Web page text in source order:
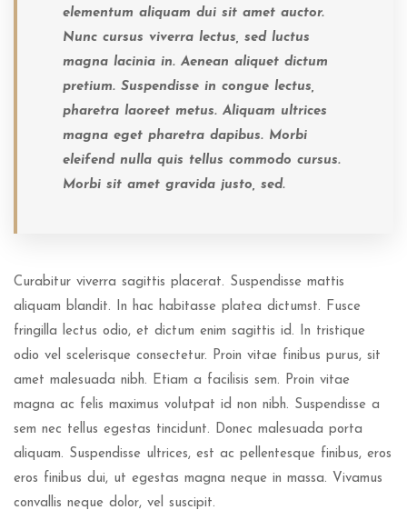
elementum aliquam dui sit amet auctor.
Nunc cursus viverra lectus, sed luctus
magna lacinia in. Aenean aliquet dictum
pretium. Suspendisse in congue lectus,
pharetra laoreet metus. Aliquam ultrices
magna eget pharetra dapibus. Morbi
eleifend nulla quis tellus commodo cursus.
Morbi sit amet gravida justo, sed.
Curabitur viverra sagittis placerat. Suspendisse mattis
aliquam blandit. In hac habitasse platea dictumst. Fusce
fringilla lectus odio, et dictum enim sagittis id. In tristique
odio vel scelerisque consectetur. Proin vitae finibus purus, sit
amet malesuada nibh. Etiam a facilisis sem. Proin vitae
magna ac felis maximus volutpat id non nibh. Suspendisse a
sem nec tellus egestas tincidunt. Donec malesuada porta
aliquam. Suspendisse ultrices, est ac pellentesque finibus, eros
eros finibus dui, ut egestas magna neque in massa. Vivamus
convallis neque dolor, vel suscipit.